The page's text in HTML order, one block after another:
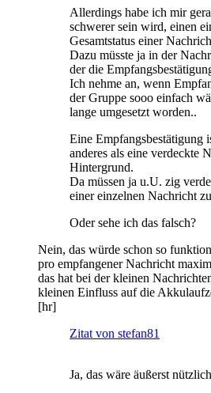
Allerdings habe ich mir
schwerer sein wird, einen
Gesamtstatus einer
Dazu müsste ja in der
der die
Ich nehme an, wenn
der Gruppe sooo einfach
lange umgesetzt worden..
Eine Empfangsbestätigung
anderes als eine verdeckte
Hintergrund.
Da müssen ja u.U. zig
einer einzelnen Nachricht
Oder sehe ich das falsch?
Nein, das würde schon so
pro empfangener Nachricht
das hat bei der kleinen
kleinen Einfluss auf die
[hr]
Zitat von stefan81
Ja, das wäre äußerst